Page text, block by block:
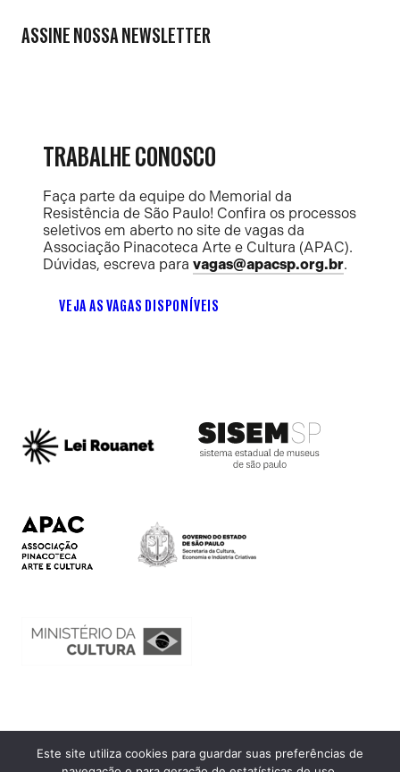
ASSINE NOSSA NEWSLETTER
TRABALHE CONOSCO
Faça parte da equipe do Memorial da
Resistência de São Paulo! Confira os processos
seletivos em aberto no site de vagas da
Associação Pinacoteca Arte e Cultura (APAC).
Dúvidas, escreva para vagas@apacsp.org.br.
VEJA AS VAGAS DISPONÍVEIS
Ouvidoria
Este site utiliza cookies para guardar suas preferências de